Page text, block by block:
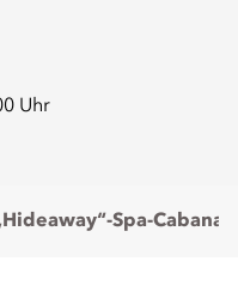
Uhr
Spa-Cabanas